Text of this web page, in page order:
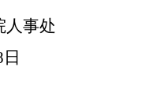
人事处
日